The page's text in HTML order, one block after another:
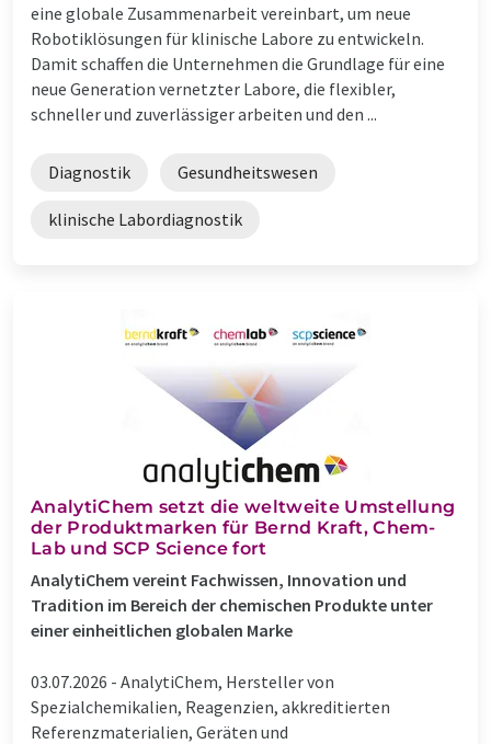
eine globale Zusammenarbeit vereinbart, um neue
Robotiklösungen für klinische Labore zu entwickeln.
Damit schaffen die Unternehmen die Grundlage für eine
neue Generation vernetzter Labore, die flexibler,
schneller und zuverlässiger arbeiten und den ...
Diagnostik Gesundheitswesen
klinische Labordiagnostik
AnalytiChem setzt die weltweite Umstellung
der Produktmarken für Bernd Kraft, Chem-
Lab und SCP Science fort
AnalytiChem vereint Fachwissen, Innovation und
Tradition im Bereich der chemischen Produkte unter
einer einheitlichen globalen Marke
03.07.2026 - AnalytiChem, Hersteller von
Spezialchemikalien, Reagenzien, akkreditierten
Referenzmaterialien, Geräten und